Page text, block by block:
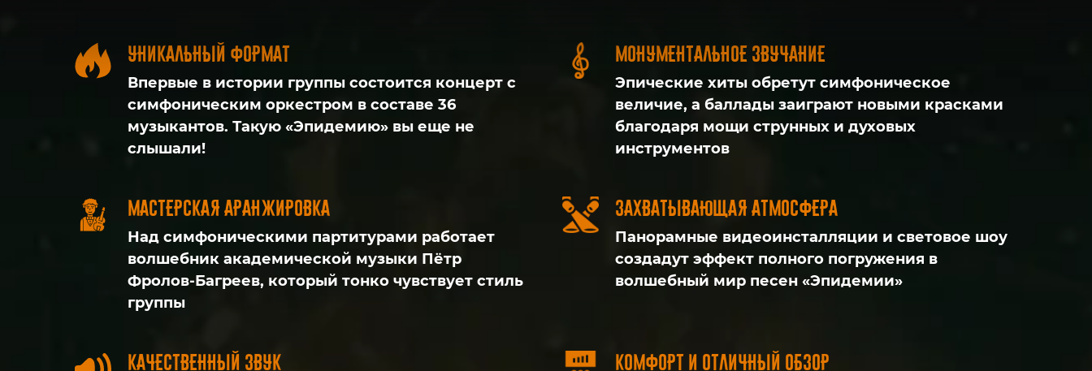
Уникальный формат
Впервые в истории группы состоится концерт с
симфоническим оркестром в составе 36
музыкантов. Такую «Эпидемию» вы еще не
слышали!
Монументальное звучание
Эпические хиты обретут симфоническое
величие, а баллады заиграют новыми красками
благодаря мощи струнных и духовых
инструментов
Мастерская аранжировка
Над симфоническими партитурами работает
волшебник академической музыки Пётр
Фролов-Багреев, который тонко чувствует стиль
группы
Захватывающая атмосфера
Панорамные видеоинсталляции и световое шоу
создадут эффект полного погружения в
волшебный мир песен «Эпидемии»
качественный звук Комфорт и отличный обзор